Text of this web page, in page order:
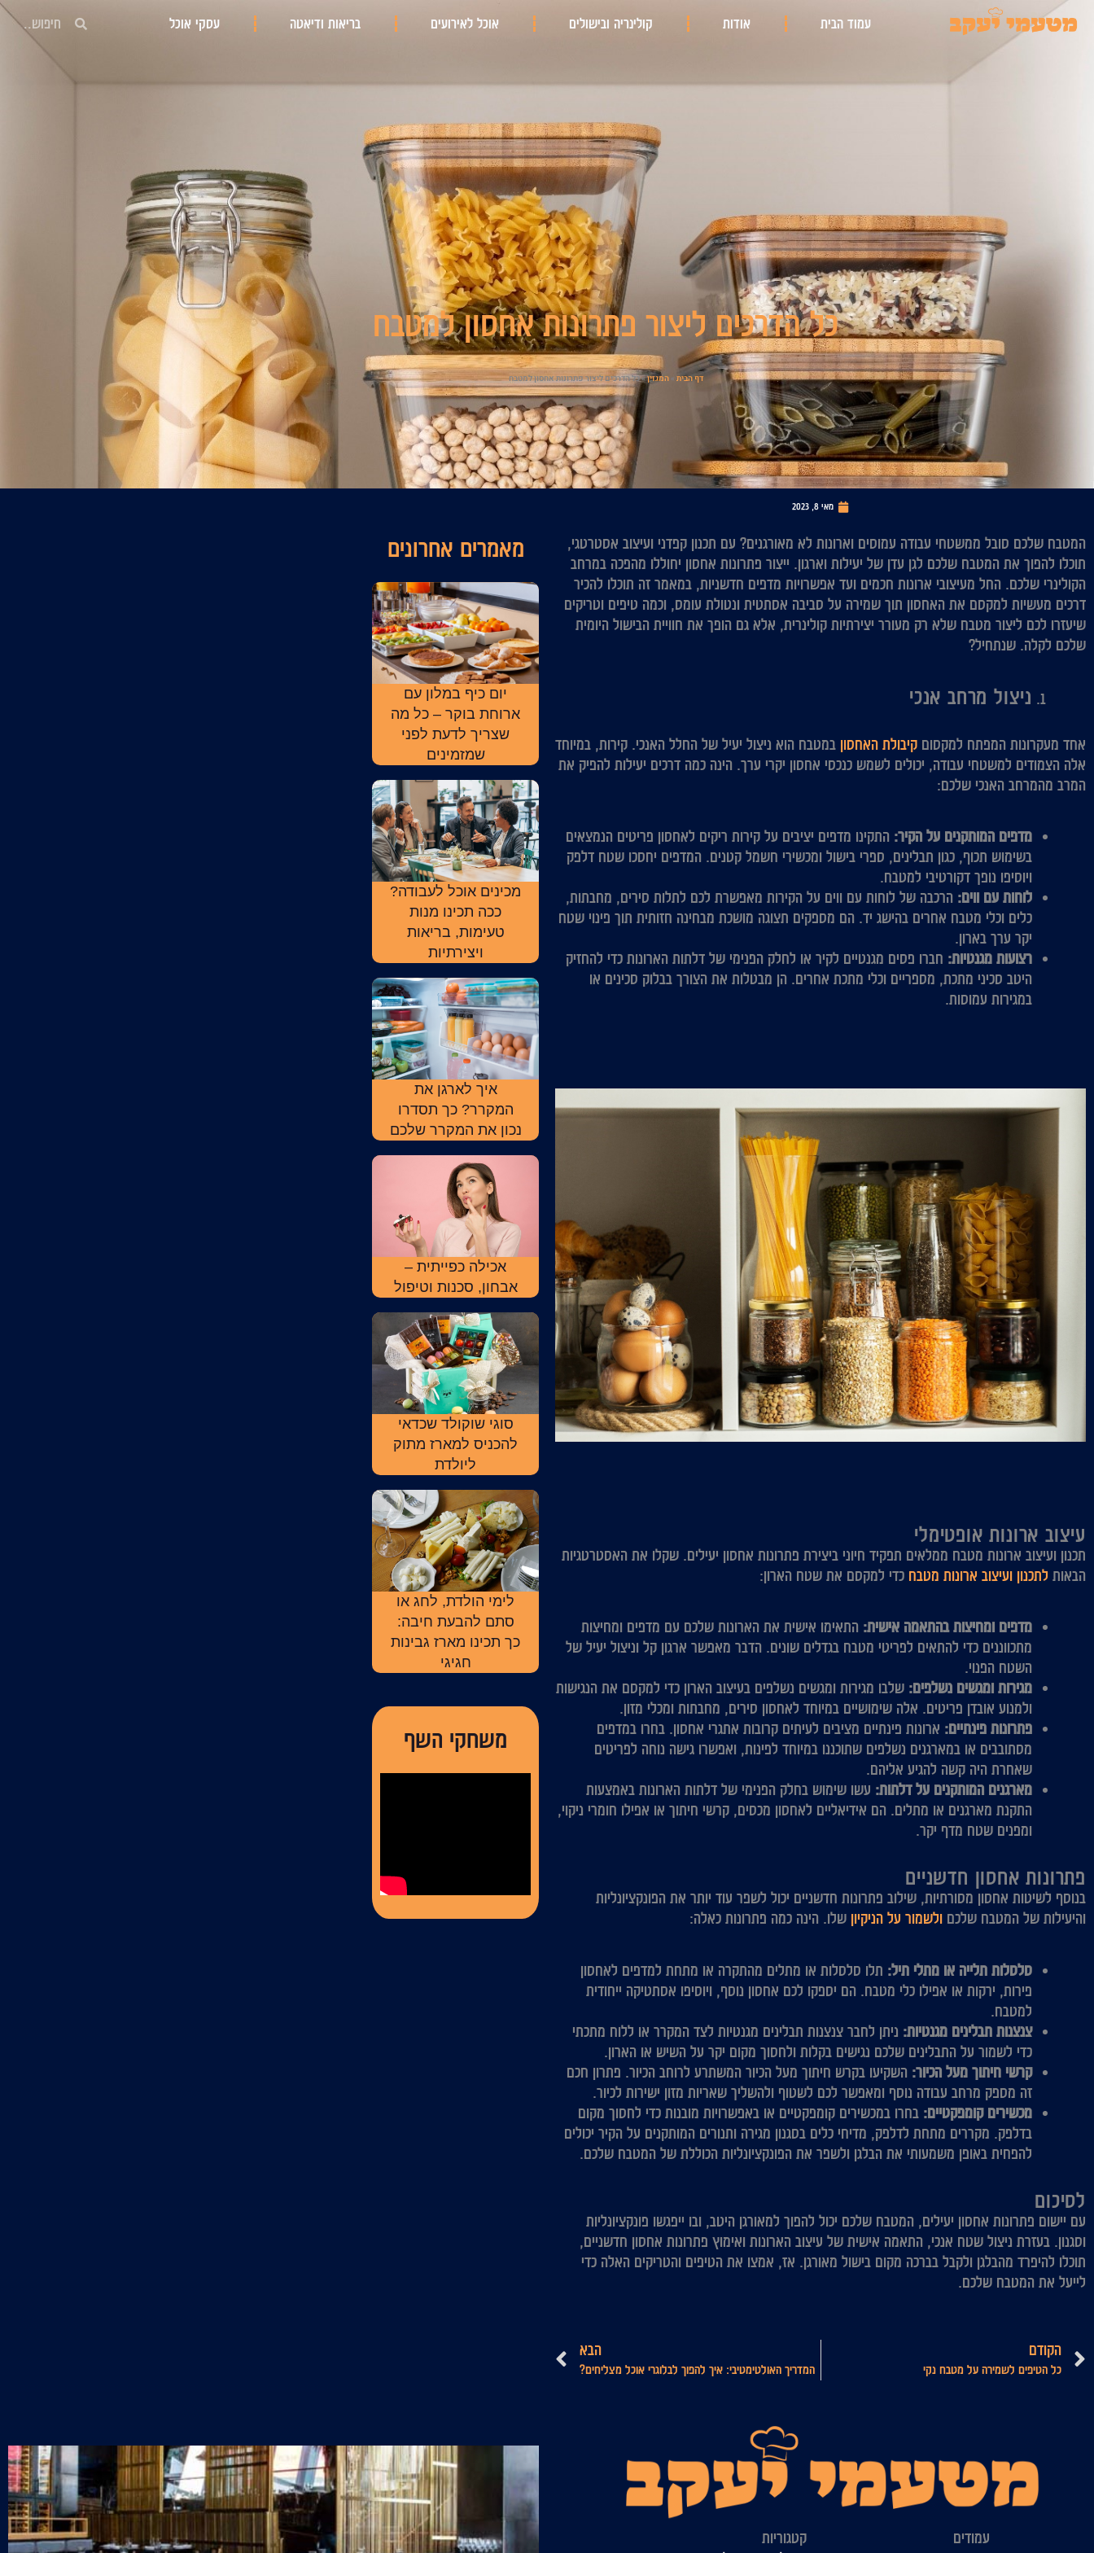
לתוכן
עמוד הבית אודות קולינריה ובישולים אוכל לאירועים בריאות ודיאטה עסקי אוכל
כל הדרכים ליצור פתרונות אחסון למטבח
דף הבית »המגזין»כל הדרכים ליצור פתרונות אחסון למטבח
מאי 8, 2023
המטבח שלכם סובל ממשטחי עבודה עמוסים וארונות לא מאורגנים? עם תכנון קפדני ועיצוב אסטרטגי,
תוכלו להפוך את המטבח שלכם לגן עדן של יעילות וארגון. ייצור פתרונות אחסון יחוללו מהפכה במרחב
הקולינרי שלכם. החל מעיצובי ארונות חכמים ועד אפשרויות מדפים חדשניות, במאמר זה תוכלו להכיר
דרכים מעשיות למקסם את האחסון תוך שמירה על סביבה אסתטית ונטולת עומס, וכמה טיפים וטריקים
שיעזרו לכם ליצור מטבח שלא רק מעורר יצירתיות קולינרית, אלא גם הופך את חוויית הבישול היומית
שלכם לקלה. שנתחיל?
ניצול מרחב אנכי
אחד מעקרונות המפתח למקסום קיבולת האחסון במטבח הוא ניצול יעיל של החלל האנכי. קירות, במיוחד
אלה הצמודים למשטחי עבודה, יכולים לשמש כנכסי אחסון יקרי ערך. הינה כמה דרכים יעילות להפיק את
המרב מהמרחב האנכי שלכם:
מדפים המותקנים על הקיר: התקינו מדפים יציבים על קירות ריקים לאחסון פריטים הנמצאים
בשימוש תכוף, כגון תבלינים, ספרי בישול ומכשירי חשמל קטנים. המדפים יחסכו שטח דלפק
ויוסיפו נופך דקורטיבי למטבח.
לוחות עם ווים: הרכבה של לוחות עם ווים על הקירות מאפשרת לכם לתלות סירים, מחבתות,
כלים וכלי מטבח אחרים בהישג יד. הם מספקים תצוגה מושכת מבחינה חזותית תוך פינוי שטח
יקר ערך בארון.
רצועות מגנטיות: חברו פסים מגנטיים לקיר או לחלק הפנימי של דלתות הארונות כדי להחזיק
היטב סכיני מתכת, מספריים וכלי מתכת אחרים. הן מבטלות את הצורך בבלוק סכינים או
במגירות עמוסות.
עיצוב ארונות אופטימלי
תכנון ועיצוב ארונות מטבח ממלאים תפקיד חיוני ביצירת פתרונות אחסון יעילים. שקלו את האסטרטגיות
הבאות לתכנון ועיצוב ארונות מטבח כדי למקסם את שטח הארון:
מדפים ומחיצות בהתאמה אישית: התאימו אישית את הארונות שלכם עם מדפים ומחיצות
מתכווננים כדי להתאים לפריטי מטבח בגדלים שונים. הדבר מאפשר ארגון קל וניצול יעיל של
השטח הפנוי.
מגירות ומגשים נשלפים: שלבו מגירות ומגשים נשלפים בעיצוב הארון כדי למקסם את הנגישות
ולמנוע אובדן פריטים. אלה שימושיים במיוחד לאחסון סירים, מחבתות ומכלי מזון.
פתרונות פינתיים: ארונות פינתיים מציבים לעיתים קרובות אתגרי אחסון. בחרו במדפים
מסתובבים או במארגנים נשלפים שתוכננו במיוחד לפינות, ואפשרו גישה נוחה לפריטים
שאחרת היה קשה להגיע אליהם.
מארגנים המותקנים על דלתות: עשו שימוש בחלק הפנימי של דלתות הארונות באמצעות
התקנת מארגנים או מתלים. הם אידיאליים לאחסון מכסים, קרשי חיתוך או אפילו חומרי ניקוי,
ומפנים שטח מדף יקר.
פתרונות אחסון חדשניים
בנוסף לשיטות אחסון מסורתיות, שילוב פתרונות חדשניים יכול לשפר עוד יותר את הפונקציונליות
והיעילות של המטבח שלכם ולשמור על הניקיון שלו. הינה כמה פתרונות כאלה:
סלסלות תלייה או מתלי תיל: תלו סלסלות או מתלים מהתקרה או מתחת למדפים לאחסון
פירות, ירקות או אפילו כלי מטבח. הם יספקו לכם אחסון נוסף, ויוסיפו אסתטיקה ייחודית
למטבח.
צנצנות תבלינים מגנטיות: ניתן לחבר צנצנות תבלינים מגנטיות לצד המקרר או ללוח מתכתי
כדי לשמור על התבלינים שלכם נגישים בקלות ולחסוך מקום יקר על השיש או הארון.
קרשי חיתוך מעל הכיור: השקיעו בקרש חיתוך מעל הכיור המשתרע לרוחב הכיור. פתרון חכם
זה מספק מרחב עבודה נוסף ומאפשר לכם לשטוף ולהשליך שאריות מזון ישירות לכיור.
מכשירים קומפקטיים: בחרו במכשירים קומפקטיים או באפשרויות מובנות כדי לחסוך מקום
בדלפק. מקררים מתחת לדלפק, מדיחי כלים בסגנון מגירה ותנורים המותקנים על הקיר יכולים
להפחית באופן משמעותי את הבלגן ולשפר את הפונקציונליות הכוללת של המטבח שלכם.
לסיכום
עם יישום פתרונות אחסון יעילים, המטבח שלכם יכול להפוך למאורגן היטב, ובו ייפגשו פונקציונליות
וסגנון. בעזרת ניצול שטח אנכי, התאמה אישית של עיצוב הארונות ואימוץ פתרונות אחסון חדשניים,
תוכלו להיפרד מהבלגן ולקבל בברכה מקום בישול מאורגן. אז, אמצו את הטיפים והטריקים האלה כדי
לייעל את המטבח שלכם.
קודם
הקודם
כל הטיפים לשמירה על מטבח נקי
הבא
המדריך האולטימטיבי: איך להפוך לבלוגרי אוכל מצליחים?
מאמרים אחרונים
יום כיף במלון עם
ארוחת בוקר – כל מה
שצריך לדעת לפני
שמזמינים
מכינים אוכל לעבודה?
ככה תכינו מנות
טעימות, בריאות
ויצירתיות
איך לארגן את
המקרר? כך תסדרו
נכון את המקרר שלכם
אכילה כפייתית –
אבחון, סכנות וטיפול
סוגי שוקולד שכדאי
להכניס למארז מתוק
ליולדת
לימי הולדת, לחג או
סתם להבעת חיבה:
כך תכינו מארז גבינות
חגיגי
משחקי השף
עמודים קטגוריות